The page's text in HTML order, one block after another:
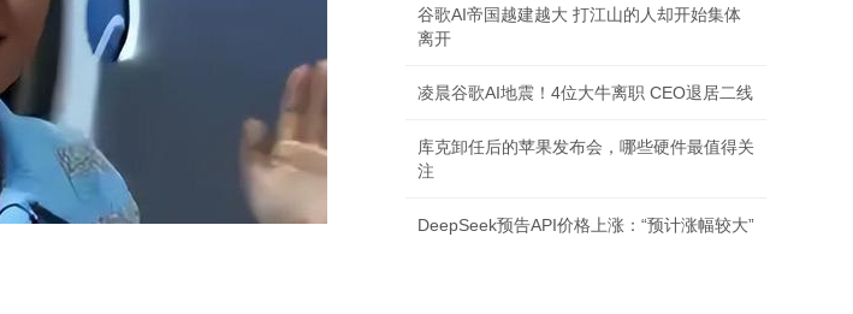
谷歌AI帝国越建越大 打江山的人却开始集体
离开
凌晨谷歌AI地震！4位大牛离职 CEO退居二线
库克卸任后的苹果发布会，哪些硬件最值得关
注
DeepSeek预告API价格上涨：“预计涨幅较大”